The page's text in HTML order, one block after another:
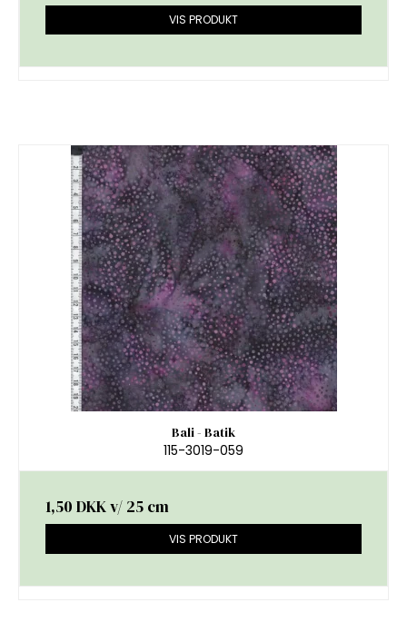
VIS PRODUKT
Bali - Batik
115-3019-059
1,50 DKKv/ 25 cm
VIS PRODUKT